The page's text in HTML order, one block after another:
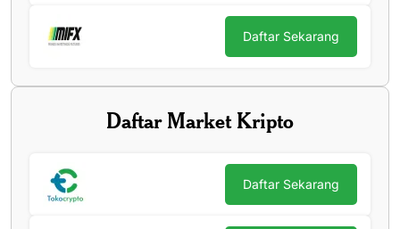
Daftar Sekarang
Daftar Market Kripto
Daftar Sekarang